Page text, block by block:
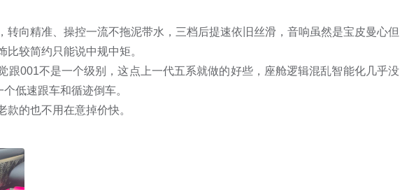
转向精准、操控一流不拖泥带水，三档后提速依旧丝滑，音响虽然是宝皮曼心但
较简约只能说中规中矩。
跟001不是一个级别，这点上一代五系就做的好些，座舱逻辑混乱智能化几乎没
低速跟车和循迹倒车。
的也不用在意掉价快。